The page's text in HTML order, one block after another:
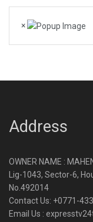
×
Address
OWNER NAME :
Lig-1043, Sector-6,
No.492014
Contact Us: +0771-
Email Us :